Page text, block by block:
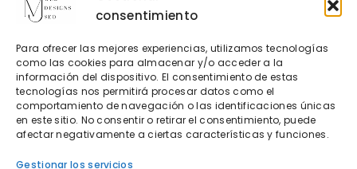
consentimiento
Para ofrecer las mejores experiencias, utilizamos tecnologías
como las cookies para almacenar y/o acceder a la
información del dispositivo. El consentimiento de estas
tecnologías nos permitirá procesar datos como el
comportamiento de navegación o las identificaciones únicas
en este sitio. No consentir o retirar el consentimiento, puede
afectar negativamente a ciertas características y funciones.
Gestionar los servicios
Política de Cookies
Política de privacidad
AdelantIA
Diseño web para clínicas veterinarias